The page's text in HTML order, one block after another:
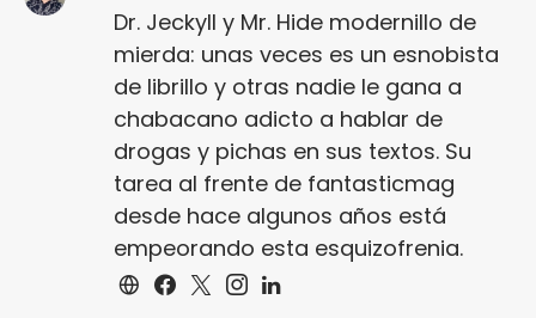
Dr. Jeckyll y Mr. Hide modernillo de
mierda: unas veces es un esnobista
de librillo y otras nadie le gana a
chabacano adicto a hablar de
drogas y pichas en sus textos. Su
tarea al frente de fantasticmag
desde hace algunos años está
empeorando esta esquizofrenia.